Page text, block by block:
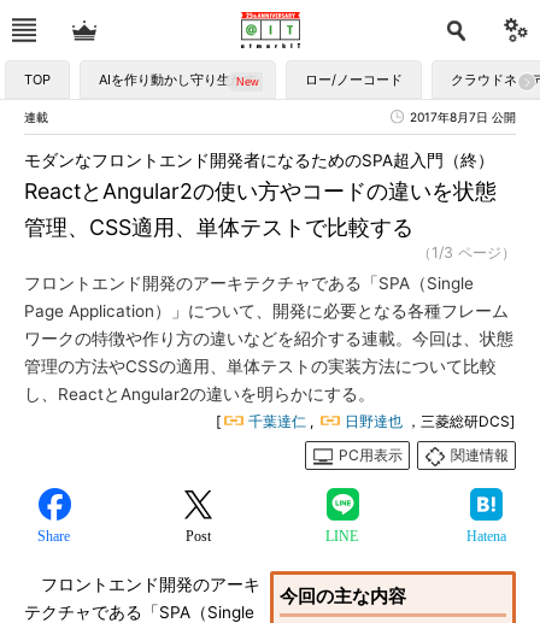
TOP AIを作り動かし守り生かす ロー/ノーコード クラウドネイ
連載 2017年8月7日 公開
ReactとAngular2の使い方やコードの違いを状態
管理、CSS適用、単体テストで比較する
モダンなフロントエンド開発者になるためのSPA超入門（終）
（1/3 ページ）
フロントエンド開発のアーキテクチャである「SPA（Single
Page Application）」について、開発に必要となる各種フレーム
ワークの特徴や作り方の違いなどを紹介する連載。今回は、状態
管理の方法やCSSの適用、単体テストの実装方法について比較
し、ReactとAngular2の違いを明らかにする。
[ 千葉達仁 , 日野達也 ，三菱総研DCS]
PC用表示
関連情報
Share Post LINE Hatena
今回の主な内容
フロントエンド開発のアーキ
テクチャである「SPA（Single